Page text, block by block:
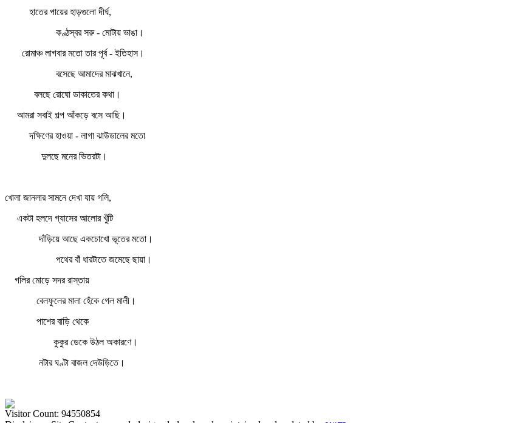
হাতের পায়ের হাড়গুলো দীর্ঘ,
কণ্ঠস্বর সরু - মোটায় ভাঙা।
রোমাঞ্চ লাগবার মতো তার পূর্ব - ইতিহাস।
বসেছে আমাদের মাঝখানে,
বলছে রোঘো ডাকাতের কথা।
আমরা সবাই গল্প আঁকড়ে বসে আছি।
দক্ষিণের হাওয়া - লাগা ঝাউডালের মতো
দুলছে মনের ভিতরটা।
খোলা জানলার সামনে দেখা যায় গলি,
একটা হলদে গ্যাসের আলোর খুঁটি
দাঁড়িয়ে আছে একচোখো ভূতের মতো।
পথের বাঁ ধারটাতে জমেছে ছায়া।
গলির মোড়ে সদর রাস্তায়
বেলফুলের মালা হেঁকে গেল মালী।
পাশের বাড়ি থেকে
কুকুর ডেকে উঠল অকারণে।
নটার ঘণ্টা বাজল দেউড়িতে।
Visitor Count: 94550854